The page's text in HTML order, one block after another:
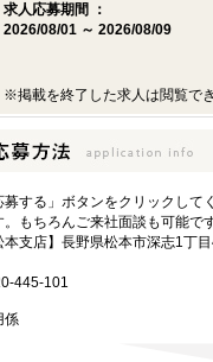
求人応募期間 ：
2026/08/01 ～ 2026/08/09
※掲載を終了した求人は閲覧で
募する」ボタンをクリックし
。もちろんご来社面談も可能で
本支店】長野県松本市深志1丁
445-101
係